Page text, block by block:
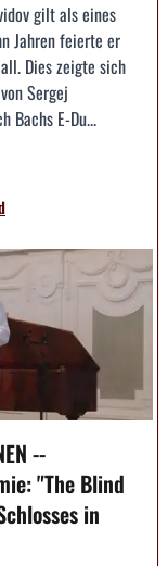
gilt als eines
Jahren feierte er
Dies zeigte sich
Sergej
Bachs E-Du...
--
"The Blind
in